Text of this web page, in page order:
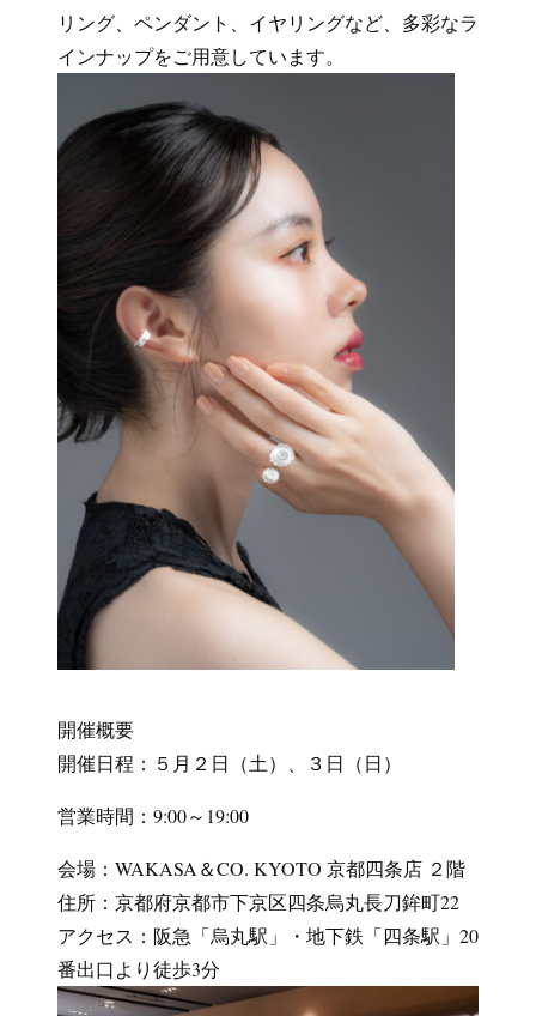
リング、ペンダント、イヤリングなど、多彩なラ
インナップをご用意しています。
開催概要
開催日程：５月２日（土）、３日（日）
営業時間：9:00～19:00
会場：WAKASA＆CO. KYOTO 京都四条店 ２階
住所：京都府京都市下京区四条烏丸長刀鉾町22
アクセス：阪急「烏丸駅」・地下鉄「四条駅」20
番出口より徒歩3分